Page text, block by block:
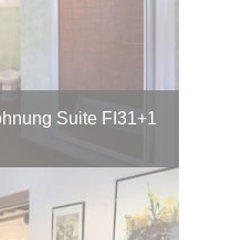
Suite FI31+1